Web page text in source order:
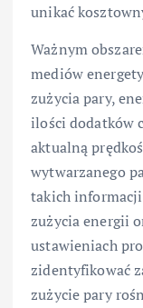
unikać
Ważnym
mediów
zużycia pary,
ilości dodatków
aktualną
wytwarzanego
takich
zużycia energii
ustawieniach
zidentyfikować
zużycie pary